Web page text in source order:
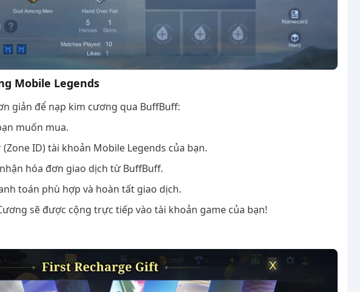
Mobile Legends
giản để nạp kim cương qua BuffBuff:
muốn mua.
ID) tài khoản Mobile Legends của bạn.
hóa đơn giao dịch từ BuffBuff.
toán phù hợp và hoàn tất giao dịch.
sẽ được cộng trực tiếp vào tài khoản game của bạn!